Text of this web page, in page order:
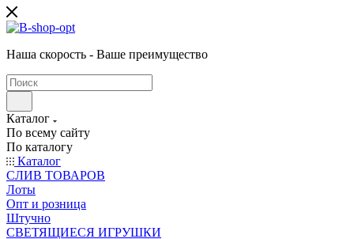
Наша скорость - Ваше преимущество
Каталог
По всему сайту
По каталогу
Каталог
CЛИВ ТОВАРОВ
Лоты
Опт и розница
Штучно
СВЕТЯЩИЕСЯ ИГРУШКИ